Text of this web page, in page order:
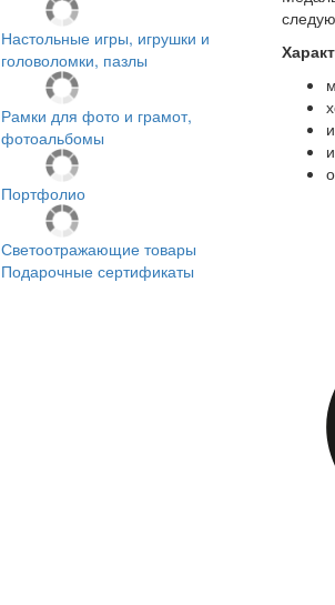
Настольные игры, игрушки и
головоломки, пазлы
Рамки для фото и грамот,
фотоальбомы
Портфолио
Светоотражающие товары
Подарочные сертификаты